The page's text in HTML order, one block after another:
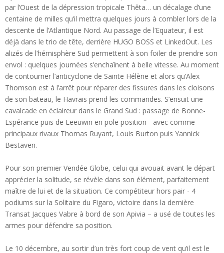
par l’Ouest de la dépression tropicale Thêta… un décalage d’une
centaine de milles qu’il mettra quelques jours à combler lors de la
descente de l’Atlantique Nord. Au passage de l’Equateur, il est
déjà dans le trio de tête, derrière HUGO BOSS et LinkedOut. Les
alizés de l’hémisphère Sud permettent à son foiler de prendre son
envol : quelques journées s’enchaînent à belle vitesse. Au moment
de contourner l’anticyclone de Sainte Hélène et alors qu’Alex
Thomson est à l’arrêt pour réparer des fissures dans les cloisons
de son bateau, le Havrais prend les commandes. S’ensuit une
cavalcade en éclaireur dans le Grand Sud : passage de Bonne-
Espérance puis de Leeuwin en pole position - avec comme
principaux rivaux Thomas Ruyant, Louis Burton puis Yannick
Bestaven.
Pour son premier Vendée Globe, celui qui avouait avant le départ
apprécier la solitude, se révèle dans son élément, parfaitement
maître de lui et de la situation. Ce compétiteur hors pair - 4
podiums sur la Solitaire du Figaro, victoire dans la dernière
Transat Jacques Vabre à bord de son Apivia – a usé de toutes les
armes pour défendre sa position.
Le 10 décembre, au sortir d’un très fort coup de vent qu’il est le